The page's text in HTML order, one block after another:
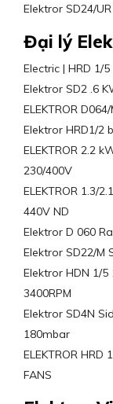
Elektror SD24/
Đại lý
Electric | HRD 1/
Elektror SD2 .6
ELEKTROR
Elektror HRD1/2
ELEKTROR 2.2
230/400V
ELEKTROR 1.3/
440V ND
Elektror D 060
Elektror SD22/M
Elektror HDN 1/
3400RPM
Elektror SD4N
180mbar
ELEKTROR HRD
FANS